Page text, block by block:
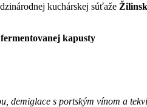
kuchárskej súťaže
fermentovanej kapusty
demiglace s portským vínom a